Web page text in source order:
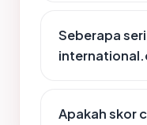
Seberapa
Apakah skor